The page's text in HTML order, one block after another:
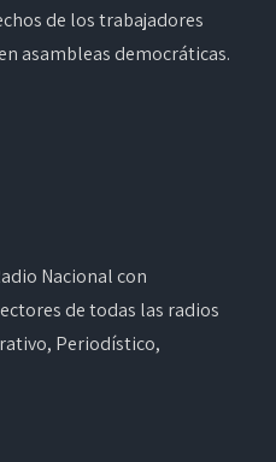
de los trabajadores
asambleas democráticas.
Nacional con
de todas las radios
Periodístico,